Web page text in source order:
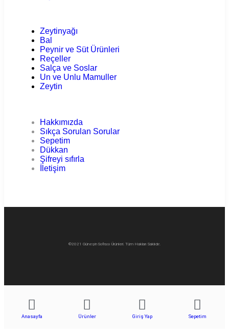
Zeytinyağı
Bal
Peynir ve Süt Ürünleri
Reçeller
Salça ve Soslar
Un ve Unlu Mamuller
Zeytin
Hakkımızda
Sıkça Sorulan Sorular
Sepetim
Dükkan
Şifreyi sıfırla
İletişim
©2021 Güneşin Sofrası Ürünleri. Tüm Hakları Saklıdır.
Anasayfa Ürünler Giriş Yap Sepetim